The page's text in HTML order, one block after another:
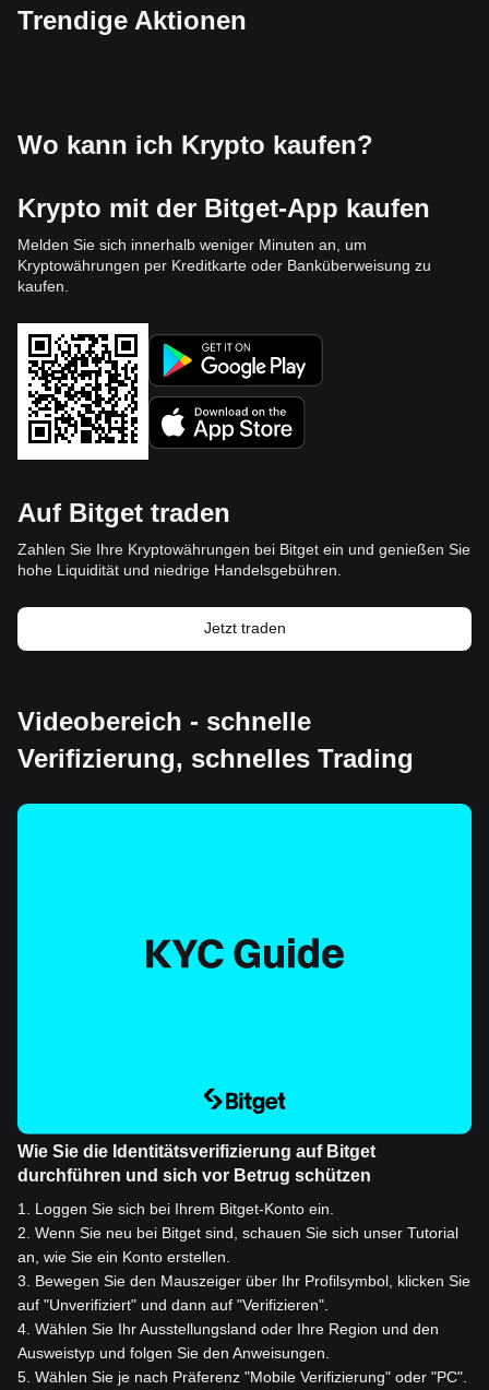
Trendige Aktionen
Wo kann ich Krypto kaufen?
Krypto mit der Bitget-App kaufen
Melden Sie sich innerhalb weniger Minuten an, um
Kryptowährungen per Kreditkarte oder Banküberweisung zu
kaufen.
Auf Bitget traden
Zahlen Sie Ihre Kryptowährungen bei Bitget ein und genießen Sie
hohe Liquidität und niedrige Handelsgebühren.
Jetzt traden
Videobereich - schnelle
Verifizierung, schnelles Trading
Wie Sie die Identitätsverifizierung auf Bitget
durchführen und sich vor Betrug schützen
1
Loggen Sie sich bei Ihrem Bitget-Konto ein.
2 Wenn Sie neu bei Bitget sind, schauen Sie sich unser Tutorial
an, wie Sie ein Konto erstellen.
3
Bewegen Sie den Mauszeiger über Ihr Profilsymbol, klicken Sie
auf "Unverifiziert" und dann auf "Verifizieren".
4 Wählen Sie Ihr Ausstellungsland oder Ihre Region und den
Ausweistyp und folgen Sie den Anweisungen.
5 Wählen Sie je nach Präferenz "Mobile Verifizierung" oder "PC".